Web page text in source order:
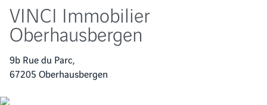
VINCI Immobilier
Oberhausbergen
9b Rue du Parc,
67205 Oberhausbergen